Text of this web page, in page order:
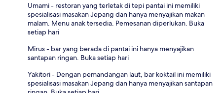
Umami - restoran yang terletak di tepi pantai ini memiliki
spesialisasi masakan Jepang dan hanya menyajikan makan
malam. Menu anak tersedia. Pemesanan diperlukan. Buka
setiap hari
Mirus - bar yang berada di pantai ini hanya menyajikan
santapan ringan. Buka setiap hari
Yakitori - Dengan pemandangan laut, bar koktail ini memiliki
spesialisasi masakan Jepang dan hanya menyajikan santapan